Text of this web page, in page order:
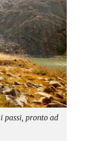
passi, pronto ad